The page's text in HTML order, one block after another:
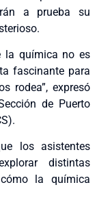
a prueba su
la química no es
fascinante para
rodea”, expresó
de Puerto
los asistentes
distintas
la química